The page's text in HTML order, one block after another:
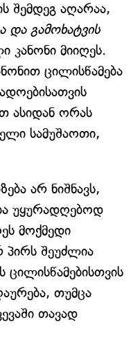
შემდეგ აღარაა,
და გამოხატვის
კანონი მიიღეს.
ცილისწამება
ასიდან ორას
სამუშაოთი,
არ ნიშნავს,
უყურადღებოდ
მოქმედი
პირს შეუძლია
თუმცა
თავად